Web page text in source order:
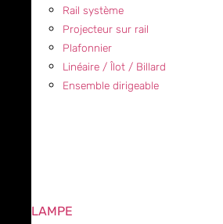
Rail système
Projecteur sur rail
Plafonnier
Linéaire / Îlot / Billard
Ensemble dirigeable
LAMPE